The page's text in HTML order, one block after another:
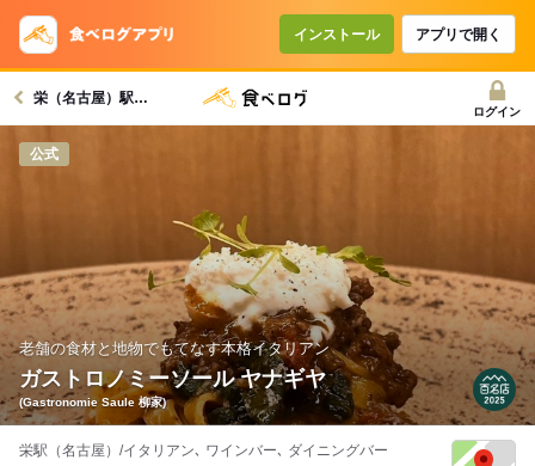
インストール アプリで開く
栄（名古屋）駅グルメへ
ログイン
公式
老舗の食材と地物でもてなす本格イタリアン
ガストロノミーソール ヤナギヤ
(Gastronomie Saule 柳家)
栄駅（名古屋）/イタリアン､ ワインバー､ ダイニングバー
コースで使えるクーポン
戻る
クーポンを利用せず予約する